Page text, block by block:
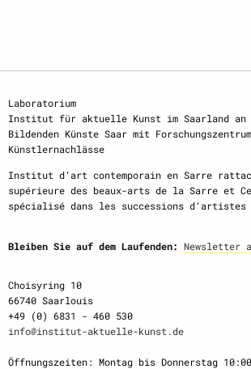
Laboratorium
Institut für aktuelle Kunst im Saarland an
Bildenden Künste Saar mit
Künstlernachlässe
Institut d‘art contemporain en Sarre
supérieure des beaux-arts de la Sarre et
spécialisé dans les successions d‘artistes
Bleiben Sie auf dem Laufenden: Newsletter
Choisyring 10
66740 Saarlouis
+49 (0) 6831 - 460 530
info@institut-aktuelle-kunst.de
Öffnungszeiten: Montag bis Donnerstag